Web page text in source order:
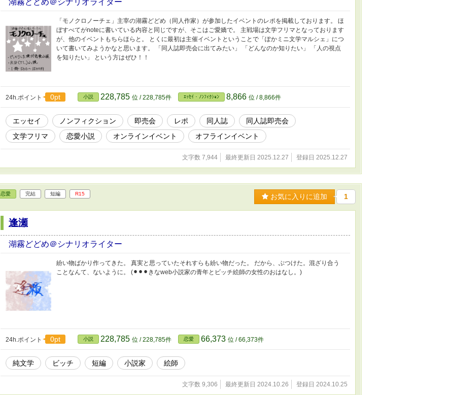
湖霧どどめ＠シナリオライター
「モノクロノーチェ」主宰の湖霧どどめ（同人作家）が参加したイベントのレポを掲載しております。 ほ
ぼすべてがnoteに書いている内容と同じですが、そこはご愛嬌で。 主戦場は文学フリマとなっております
が、他のイベントもちらほらと。 とくに最初は主催イベントということで「ぽかミニ文学マルシェ」につ
いて書いてみようかなと思います。 「同人誌即売会に出てみたい」 「どんなのか知りたい」 「人の視点
を知りたい」 という方はぜひ！！
24h.ポイント 0pt 小説 228,785 位 / 228,785件 ｴｯｾｲ・ﾉﾝﾌｨｸｼｮﾝ 8,866 位 / 8,866件
エッセイ ノンフィクション 即売会 レポ 同人誌
同人誌即売会
文学フリマ
恋愛小説 オンラインイベント オフラインイベント
文字数 7,944 最終更新日 2025.12.27 登録日 2025.12.27
恋愛 完結 短編 R15 お気に入りに追加 1
逢瀬
湖霧どどめ＠シナリオライター
紛い物ばかり作ってきた。 真実と思っていたそれすらも紛い物だった。 だから、ぶつけた。混ざり合う
ことなんて、ないように。 (⚫︎⚫︎⚫︎きなweb小説家の青年とビッチ絵師の女性のおはなし。)
24h.ポイント 0pt 小説 228,785 位 / 228,785件 恋愛 66,373 位 / 66,373件
純文学 ビッチ 短編 小説家 絵師
文字数 9,306 最終更新日 2024.10.26 登録日 2024.10.25